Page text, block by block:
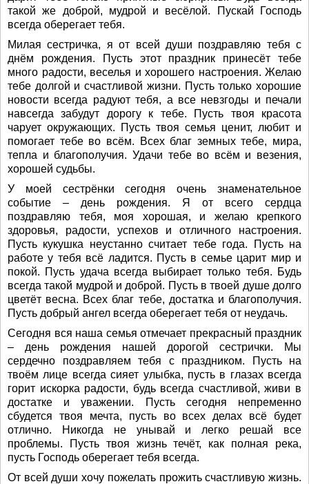
такой же доброй, мудрой и весёлой. Пускай Господь
всегда оберегает тебя.
Милая сестричка, я от всей души поздравляю тебя с
днём рождения. Пусть этот праздник принесёт тебе
много радости, веселья и хорошего настроения. Желаю
тебе долгой и счастливой жизни. Пусть только хорошие
новости всегда радуют тебя, а все невзгоды и печали
навсегда забудут дорогу к тебе. Пусть твоя красота
чарует окружающих. Пусть твоя семья ценит, любит и
помогает тебе во всём. Всех благ земных тебе, мира,
тепла и благополучия. Удачи тебе во всём и везения,
хорошей судьбы.
У моей сестрёнки сегодня очень знаменательное
событие – день рождения. Я от всего сердца
поздравляю тебя, моя хорошая, и желаю крепкого
здоровья, радости, успехов и отличного настроения.
Пусть кукушка неустанно считает тебе года. Пусть на
работе у тебя всё ладится. Пусть в семье царит мир и
покой. Пусть удача всегда выбирает только тебя. Будь
всегда такой мудрой и доброй. Пусть в твоей душе долго
цветёт весна. Всех благ тебе, достатка и благополучия.
Пусть добрый ангел всегда оберегает тебя от неудачь.
Сегодня вся наша семья отмечает прекрасный праздник
– день рождения нашей дорогой сестрички. Мы
сердечно поздравляем тебя с праздником. Пусть на
твоём лице всегда сияет улыбка, пусть в глазах всегда
горит искорка радости, будь всегда счастливой, живи в
достатке и уважении. Пусть сегодня непременно
сбудется твоя мечта, пусть во всех делах всё будет
отлично. Никогда не унывай и легко решай все
проблемы. Пусть твоя жизнь течёт, как полная река,
пусть Господь оберегает тебя всегда.
От всей души хочу пожелать прожить счастливую жизнь.